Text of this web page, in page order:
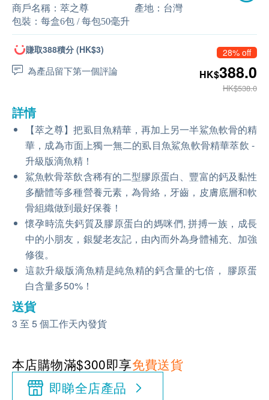
商戶名稱： 萃之尊 產地： 台灣
包裝： 每盒6包 / 每包50毫升
賺取388積分 (HK$3)
為產品留下第一個評論
28% off
HK$388.0
HK$538.0
詳情
【萃之尊】把虱目魚精華，再加上另一半鯊魚軟骨的精
華，成為市面上獨一無二的虱目魚鯊魚軟骨精華萃飲 -
升級版滴魚精！
鯊魚軟骨萃飲含稀有的二型膠原蛋白、豐富的鈣及黏性
多醣體等多種營養元素，為骨絡，牙齒，皮膚底層和軟
骨組織做到最好保養！
懷孕時流失鈣質及膠原蛋白的媽咪們, 拼搏一族，成長
中的小朋友，銀髮老友記，由內而外為身體補充、加強
修復。
這款升級版滴魚精是純魚精的鈣含量的七倍， 膠原蛋
白含量多50%！
送貨
3 至 5 個工作天內發貨
本店購物滿$300即享免費送貨
即睇全店產品